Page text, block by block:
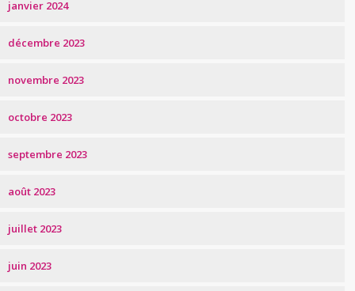
janvier 2024
décembre 2023
novembre 2023
octobre 2023
septembre 2023
août 2023
juillet 2023
juin 2023